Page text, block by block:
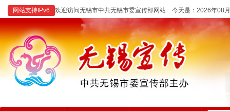
网站支持IPv6 欢迎访问无锡市中共无锡市委宣传部网站 今天是： 2026年08